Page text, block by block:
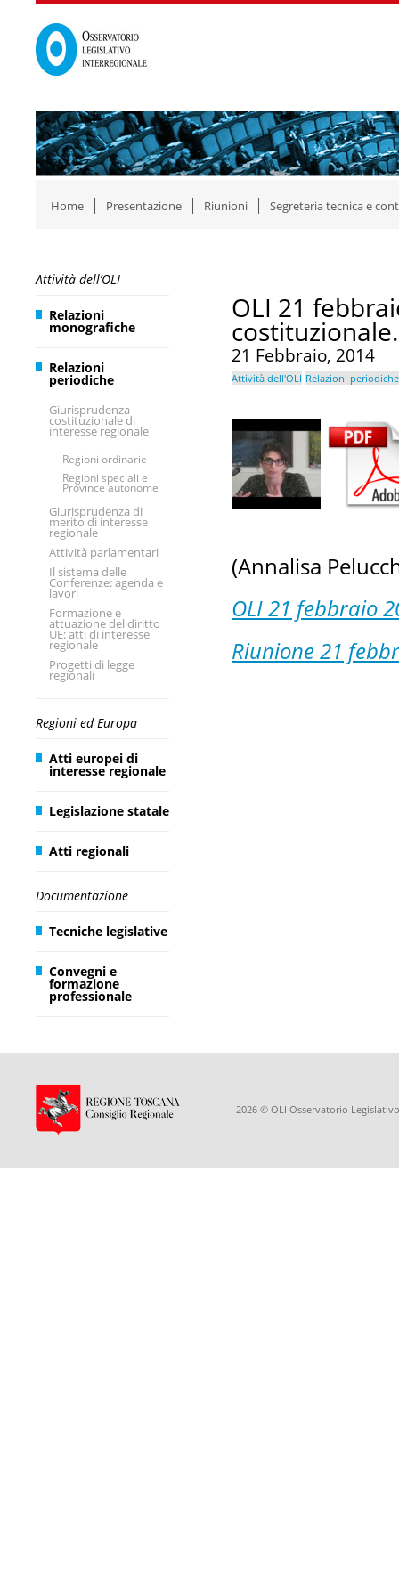
Home Presentazione Riunioni Segreteria tecnica e
Attività dell’OLI
Relazioni
monografiche
Relazioni
periodiche
Giurisprudenza
costituzionale di
interesse regionale
Regioni ordinarie
Regioni speciali e
Province autonome
Giurisprudenza di
merito di interesse
regionale
Attività parlamentari
Il sistema delle
Conferenze: agenda e
lavori
Formazione e
attuazione del diritto
UE: atti di interesse
regionale
Progetti di legge
regionali
Regioni ed Europa
Atti europei di
interesse regionale
Legislazione statale
Atti regionali
Documentazione
Tecniche legislative
Convegni e
formazione
professionale
OLI 21
21 Febbraio, 2014
Attività dell'OLI Relazioni periodiche
(Annalisa
OLI 21 febbraio
Riunione 21
2026 © OLI Osservatorio